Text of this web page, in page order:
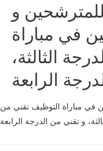
للمترشحين و
في مباراة
الثالثة،
الرابعة
في مباراة التوظيف تقني من
و تقني من الدرجة الرابعة